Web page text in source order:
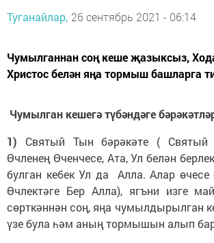
Туганайлар, 26 сентябрь 2021 - 06:14
Чумылганнан соң кеше җазыксыз,
Христос белән яңа тормыш башларга
Чумылган кешегә түбәндәге
1) Святый Тын бәрәкәте (
Өчленең Өченчесе, Ата, Ул белән
булган кебек Ул да Алла. Алар өчесе
Өчлектәге Бер Алла), ягъни изге
сөрткәннән соң, яңа чумылдырылган
үзе була һәм аның тормышын алып